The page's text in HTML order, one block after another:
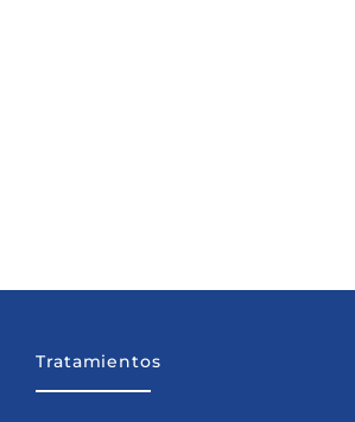
Tratamientos